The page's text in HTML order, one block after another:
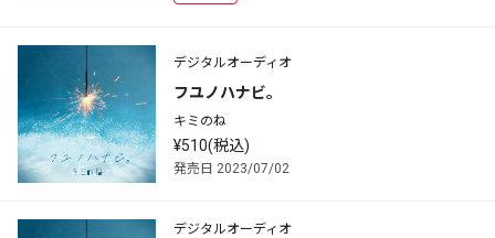
デジタルオーディオ
フユノハナビ。
キミのね
¥510(税込)
発売日 2023/07/02
デジタルオーディオ